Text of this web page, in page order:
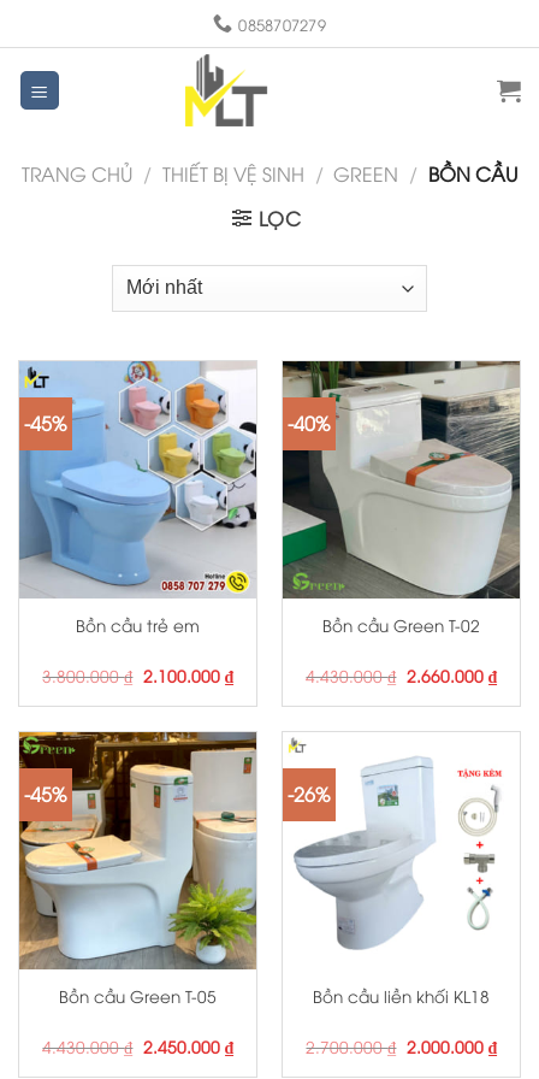
to
content
0858707279
TRANG CHỦ / THIẾT BỊ VỆ SINH / GREEN / BỒN CẦU
LỌC
-45%
Bồn cầu trẻ em
3.800.000₫ Giá
gốc
là:
2.100.000 ₫Giá
hiện
tại
2.100.000 ₫.
-40%
Bồn cầu Green T-02
4.430.000₫ Giá
gốc
là:
2.660.000 ₫Giá
hiện
tại
-45%
Bồn cầu Green T-05
4.430.000₫ Giá
gốc
2.450.000 ₫Giá
hiện
-26%
Bồn cầu liền khối KL18
2.700.000₫ Giá
gốc
2.000.000 ₫Giá
hiện